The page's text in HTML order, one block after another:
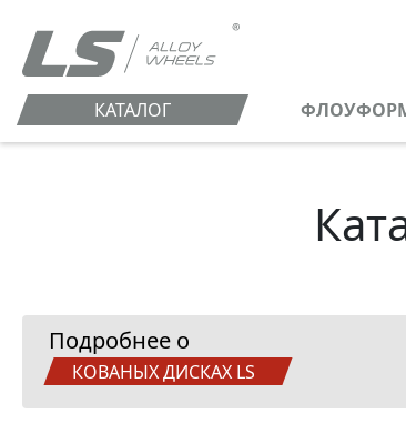
КАТАЛОГ
Подробнее о
КОВАНЫХ ДИСКАХ LS